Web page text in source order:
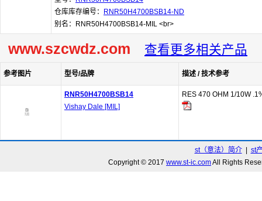
仓库库存编号：
RNR50H4700BSB14-ND
别名：RNR50H4700BSB14-MIL <br>
www.szcwdz.com 查看更多相关产品
参考图片 型号/品牌 描述 / 技术参考
RNR50H4700BSB14
Vishay Dale [MIL]
RES 470 OHM 1/10W
st（意法）简介| st
Copyright © 2017 www.st-ic.comAll Rights